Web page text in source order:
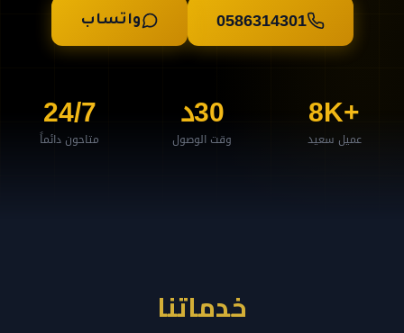
0586314301 واتساب
+8K
عميل سعيد
30د
وقت الوصول
24/7
متاحون دائماً
خدماتنا